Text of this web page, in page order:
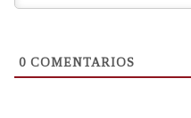
0 COMENTARIOS